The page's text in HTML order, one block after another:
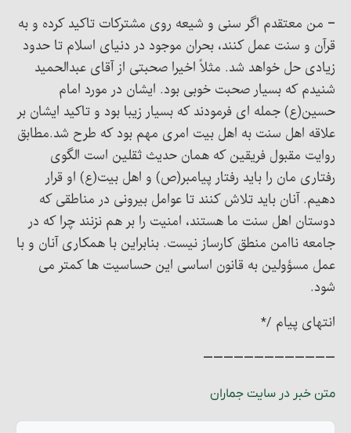
– من معتقدم اگر سنی و شیعه روی مشترکات تاکید کرده و به
قرآن و سنت عمل کنند، بحران موجود در دنیای اسلام تا حدود
زیادی حل خواهد شد. مثلاً اخیرا صحبتی از آقای عبدالحمید
شنیدم که بسیار صحبت خوبی بود. ایشان در مورد امام
حسین(ع) جمله ای فرمودند که بسیار زیبا بود و تاکید ایشان بر
علاقه اهل سنت به اهل بیت امری مهم بود که طرح شد.مطابق
روایت مقبول فریقین که همان حدیث ثقلین است الگوی
رفتاری مان را باید رفتار پیامبر(ص) و اهل بیت(ع) او قرار
دهیم. آنان باید تلاش کنند تا عوامل بیرونی در مناطقی که
دوستان اهل سنت ما هستند، امنیت را بر هم نزنند چرا که در
جامعه ناامن منطق کارساز نیست. بنابراین با همکاری آنان و با
عمل مسؤولین به قانون اساسی این حساسیت ها کمتر می
شود.
انتهای پیام /*
—————————————
متن خبر در سایت جماران